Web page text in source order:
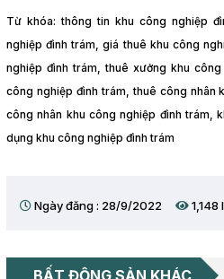
Từ khóa: thông tin khu công nghiệp
nghiệp đình trám, giá thuê khu công
nghiệp đình trám, thuê xưởng khu
công nghiệp đình trám, thuê công nhân
công nhân khu công nghiệp đình trám,
dụng khu công nghiệp đình trám
Ngày đăng : 28/9/2022 1,148